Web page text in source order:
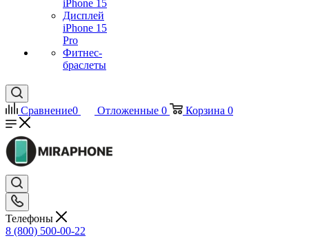
iPhone 15
Дисплей
iPhone 15
Pro
Фитнес-
браслеты
Сравнение0 Отложенные 0 Корзина 0
Телефоны
8 (800) 500-00-22